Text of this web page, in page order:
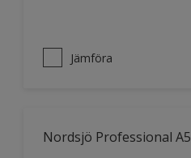
Jämföra
Nordsjö Professional A5